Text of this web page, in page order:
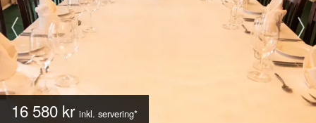
16 580 kr inkl. servering*